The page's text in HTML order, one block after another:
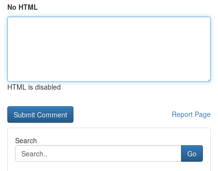
No HTML
HTML is disabled
Report Page
Search
Go